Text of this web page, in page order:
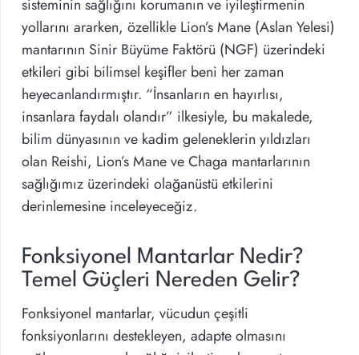
sisteminin sağlığını korumanın ve iyileştirmenin
yollarını ararken, özellikle Lion’s Mane (Aslan Yelesi)
mantarının Sinir Büyüme Faktörü (NGF) üzerindeki
etkileri gibi bilimsel keşifler beni her zaman
heyecanlandırmıştır. “İnsanların en hayırlısı,
insanlara faydalı olandır” ilkesiyle, bu makalede,
bilim dünyasının ve kadim geleneklerin yıldızları
olan Reishi, Lion’s Mane ve Chaga mantarlarının
sağlığımız üzerindeki olağanüstü etkilerini
derinlemesine inceleyeceğiz.
Fonksiyonel Mantarlar Nedir?
Temel Güçleri Nereden Gelir?
Fonksiyonel mantarlar, vücudun çeşitli
fonksiyonlarını destekleyen, adapte olmasını